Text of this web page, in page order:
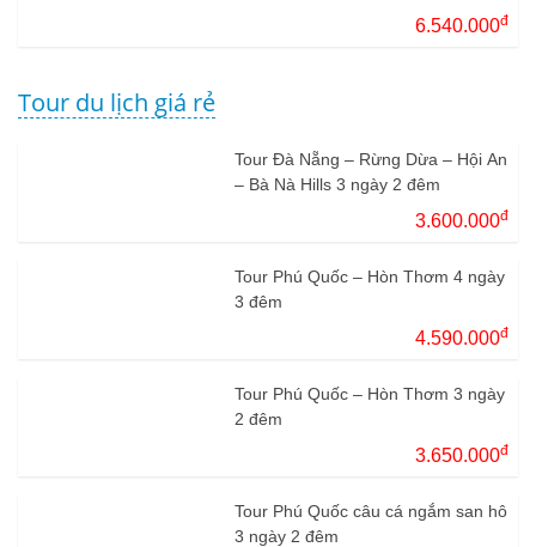
6.540.000đ
Tour du lịch giá rẻ
Tour Đà Nẵng – Rừng Dừa – Hội An
– Bà Nà Hills 3 ngày 2 đêm
3.600.000đ
Tour Phú Quốc – Hòn Thơm 4 ngày
3 đêm
4.590.000đ
Tour Phú Quốc – Hòn Thơm 3 ngày
2 đêm
3.650.000đ
Tour Phú Quốc câu cá ngắm san hô
3 ngày 2 đêm